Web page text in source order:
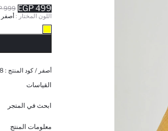
999 EGP 499 EGP
اللون المختار : أصفر
أصفر / كود المنتج :
القياسات
ابحث في المتجر
معلومات المنتج